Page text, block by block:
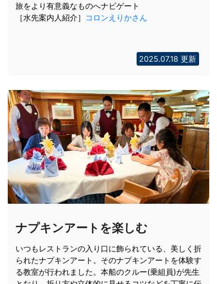
旅をより有意義なものへナビゲート
［水先案内人紹介］ コロンえりかさん
2025.07.18 更新
ナプキンアートを楽しむ
いつもレストランの入り口に飾られている、美しく折
られたナプキンアート。そのナプキンアートを体験す
る教室が行われました。本船のクルー(乗組員)が先生